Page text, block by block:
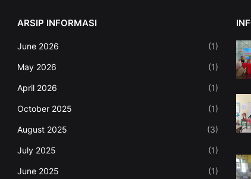
ARSIP INFORMASI
June 2026 (1)
May 2026 (1)
April 2026 (1)
October 2025 (1)
August 2025 (3)
July 2025 (1)
June 2025 (1)